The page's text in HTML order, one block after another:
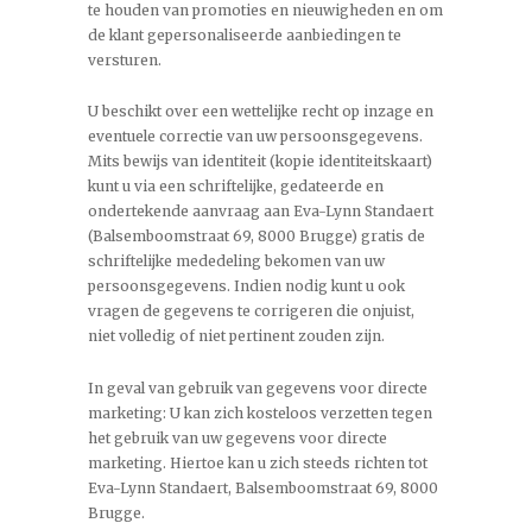
te houden van promoties en nieuwigheden en om
de klant gepersonaliseerde aanbiedingen te
versturen.
U beschikt over een wettelijke recht op inzage en
eventuele correctie van uw persoonsgegevens.
Mits bewijs van identiteit (kopie identiteitskaart)
kunt u via een schriftelijke, gedateerde en
ondertekende aanvraag aan Eva-Lynn Standaert
(Balsemboomstraat 69, 8000 Brugge) gratis de
schriftelijke mededeling bekomen van uw
persoonsgegevens. Indien nodig kunt u ook
vragen de gegevens te corrigeren die onjuist,
niet volledig of niet pertinent zouden zijn.
In geval van gebruik van gegevens voor directe
marketing: U kan zich kosteloos verzetten tegen
het gebruik van uw gegevens voor directe
marketing. Hiertoe kan u zich steeds richten tot
Eva-Lynn Standaert, Balsemboomstraat 69, 8000
Brugge.